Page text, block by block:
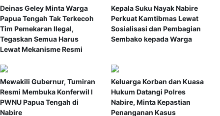
Deinas Geley Minta Warga
Papua Tengah Tak Terkecoh
Tim Pemekaran Ilegal,
Tegaskan Semua Harus
Lewat Mekanisme Resmi
Kepala Suku Nayak Nabire
Perkuat Kamtibmas Lewat
Sosialisasi dan Pembagian
Sembako kepada Warga
Mewakili Gubernur, Tumiran
Resmi Membuka Konferwil I
PWNU Papua Tengah di
Nabire
Keluarga Korban dan Kuasa
Hukum Datangi Polres
Nabire, Minta Kepastian
Penanganan Kasus